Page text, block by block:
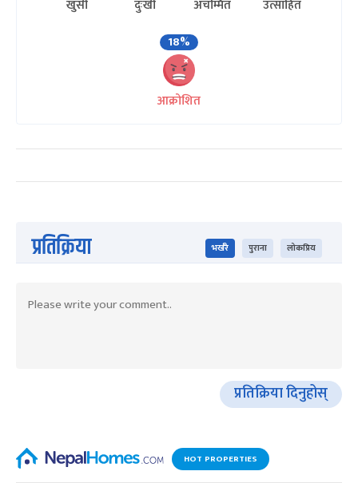
खुसी दुःखी अचम्मित
उत्साहित
18%
आक्रोशित
प्रतिक्रिया भर्खरै पुराना लोकप्रिय
प्रतिक्रिया दिनुहोस्
HOT PROPERTIES